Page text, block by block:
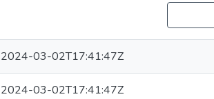
2024-03-02T17:41:47Z
2024-03-02T17:41:47Z